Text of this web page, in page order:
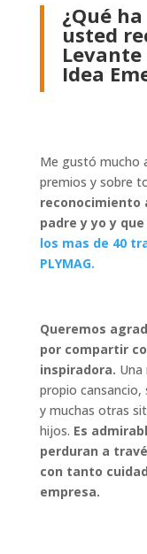
¿Qué
usted
Idea
Me gustó mucho
premios y sobre
reconocimiento
padre y yo y que
los mas de 40
PLYMAG.
Queremos
por compartir
inspiradora. Una
propio cansancio,
y muchas otras
hijos. Es
perduran a
con tanto
empresa.